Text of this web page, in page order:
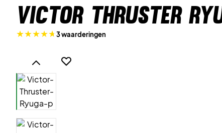
Victor Thruster
3 waarderingen